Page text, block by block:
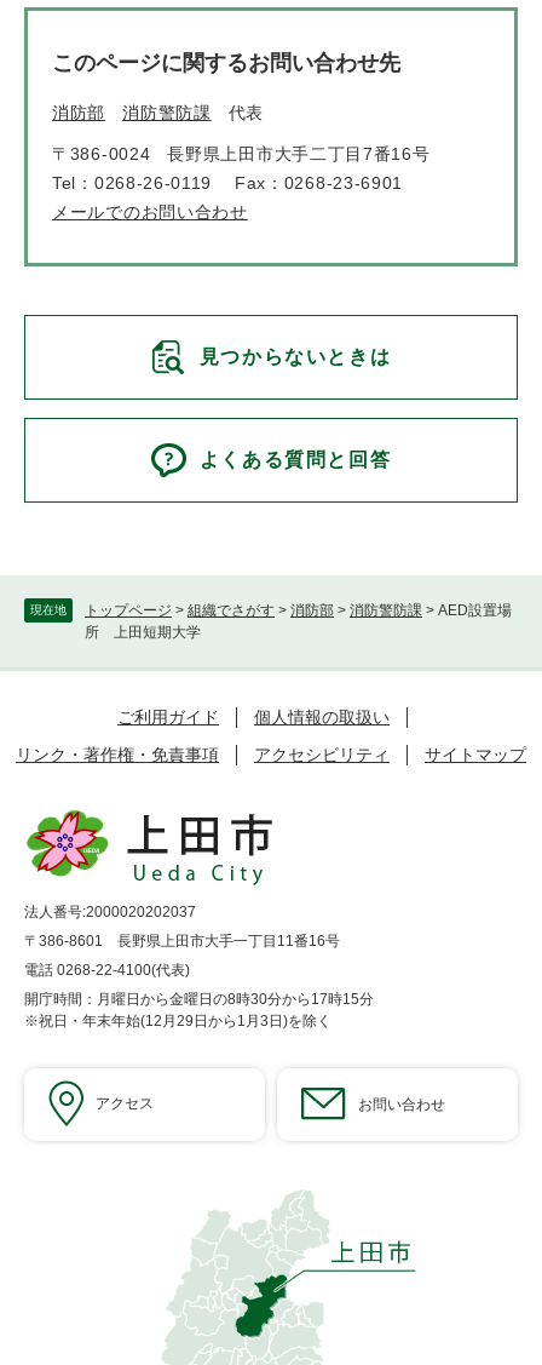
現在地 トップページ > 組織でさがす > 消防部 > 消防警防課 > AED設置場
所 上田短期大学
このページに関するお問い合わせ先
消防部 消防警防課 代表
〒386-0024
長野県上田市大手二丁目7番16号
Tel：0268-26-0119
Fax：0268-23-6901
メールでのお問い合わせ
見つからないときは
よくある質問と回答
ご利用ガイド
個人情報の取扱い
リンク・著作権・免責事項
アクセシビリティ サイトマップ
法人番号:2000020202037
〒386-8601 長野県上田市大手一丁目11番16号
電話 0268-22-4100(代表)
開庁時間：月曜日から金曜日の8時30分から17時15分
※祝日・年末年始(12月29日から1月3日)を除く
アクセス お問い合わせ